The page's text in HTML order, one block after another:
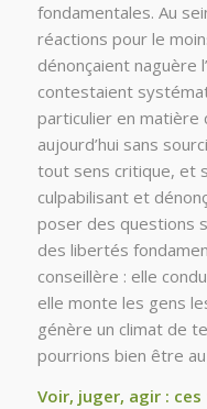
fondamentales. Au
réactions pour le
dénonçaient naguère
contestaient
particulier en
aujourd’hui sans
tout sens critique, et
culpabilisant et
poser des questions
des libertés
conseillère : elle
elle monte les gens
génère un climat de
pourrions bien être
Voir, juger, agir :